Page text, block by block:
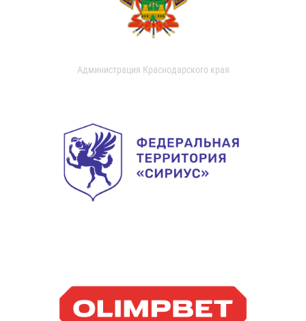
Администрация Краснодарского края